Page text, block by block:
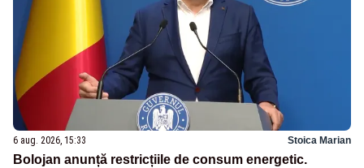
6 aug. 2026, 15:33 Stoica Marian
Bolojan anunță restricțiile de consum energetic.